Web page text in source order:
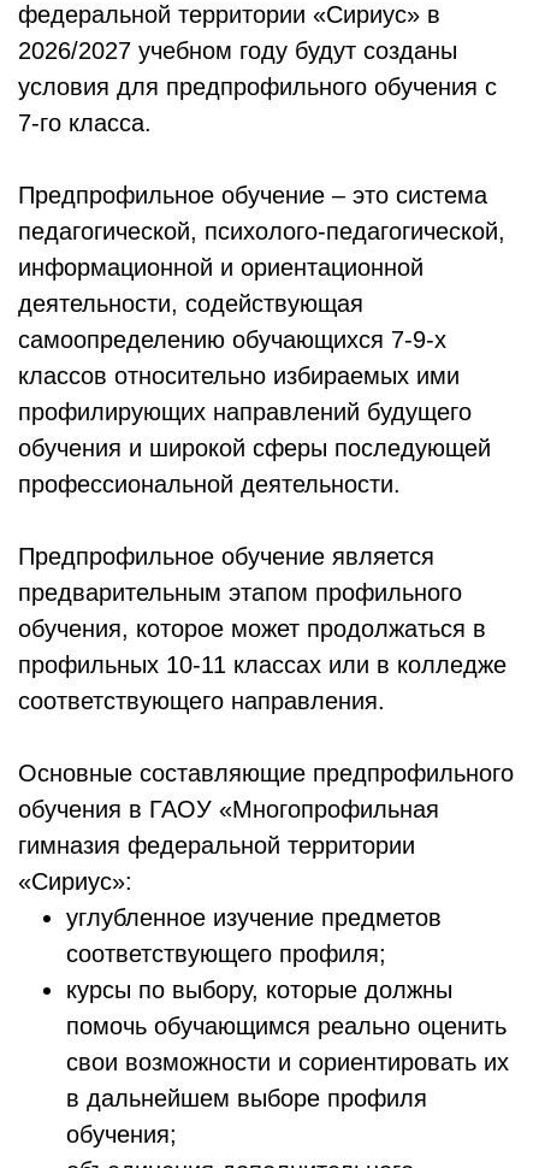
федеральной территории «Сириус» в
2026/2027 учебном году будут созданы
условия для предпрофильного обучения с
7-го класса.
Предпрофильное обучение – это система
педагогической, психолого-педагогической,
информационной и ориентационной
деятельности, содействующая
самоопределению обучающихся 7-9-х
классов относительно избираемых ими
профилирующих направлений будущего
обучения и широкой сферы последующей
профессиональной деятельности.
Предпрофильное обучение является
предварительным этапом профильного
обучения, которое может продолжаться в
профильных 10-11 классах или в колледже
соответствующего направления.
Основные составляющие предпрофильного
обучения в ГАОУ «Многопрофильная
гимназия федеральной территории
«Сириус»:
углубленное изучение предметов
соответствующего профиля;
курсы по выбору, которые должны
помочь обучающимся реально оценить
свои возможности и сориентировать их
в дальнейшем выборе профиля
обучения;